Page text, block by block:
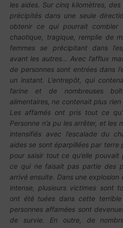
les aides. Sur cinq kilomètres,
précipités dans une seule
obtenir ce qui pourrait
chaotique, tragique, remplie de
femmes se précipitant dans
avant les autres… Avec l’afflux
de personnes sont entrées dans
un instant. L’entrepôt, qui
farine et de nombreuses
alimentaires, ne contenait plus rien
Les affamés ont pris tout ce
Personne n’a pu les arrêter, et les
intensifiés avec l’escalade du
aides se sont éparpillées par
pour saisir tout ce qu’elle
ce qui ne faisait pas partie des
arrivé ensuite. Dans une
intense, plusieurs victimes sont
ont été tuées dans cette
personnes affamées sont
de survie. En outre, de